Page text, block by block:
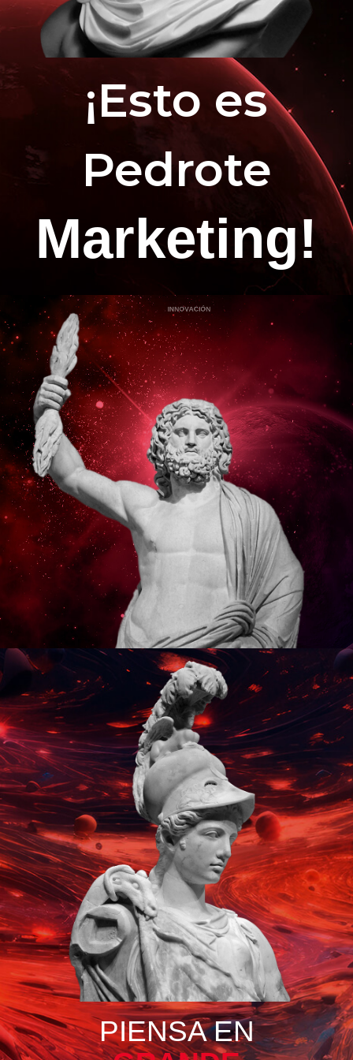
¡Esto es
Pedrote
Marketing!
INNOVACIÓN
PIENSA EN